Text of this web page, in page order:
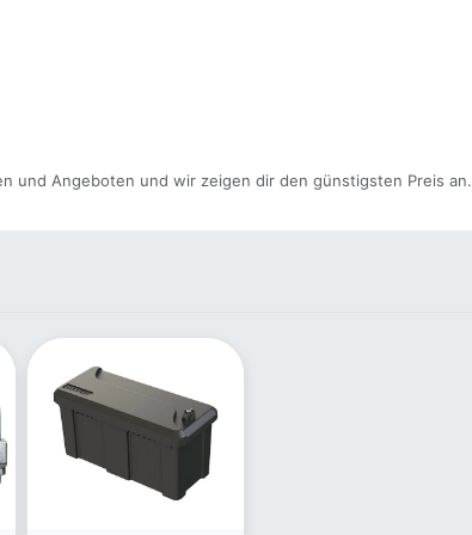
und Angeboten und wir zeigen dir den günstigsten Preis an.